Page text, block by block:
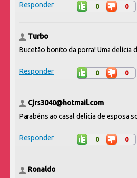
Responder 0 0
Turbo
Bucetão bonito da porra! Uma delícia
Responder 0 0
Cjrs3040@hotmail.com
Parabéns ao casal delícia de esposa
Responder 0 0
Ronaldo